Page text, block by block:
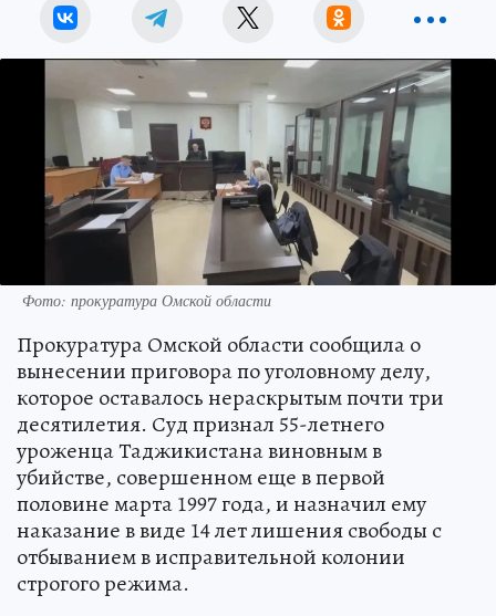
Фото: прокуратура Омской области
Прокуратура Омской области сообщила о
вынесении приговора по уголовному делу,
которое оставалось нераскрытым почти три
десятилетия. Суд признал 55-летнего
уроженца Таджикистана виновным в
убийстве, совершенном еще в первой
половине марта 1997 года, и назначил ему
наказание в виде 14 лет лишения свободы с
отбыванием в исправительной колонии
строгого режима.